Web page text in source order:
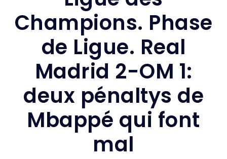
Champions. Phase
de Ligue. Real
Madrid 2-OM 1:
deux pénaltys de
Mbappé qui font
mal